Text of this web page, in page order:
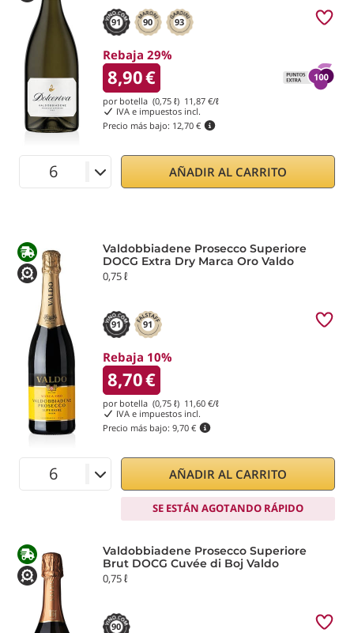
91 90 93
Rebaja 29%
8,90€
por botella (0,75 ℓ) 11,87 €/ℓ
IVA e impuestos incl.
Precio más bajo: 12,70 €
AÑADIR AL CARRITO
Valdobbiadene Prosecco Superiore
DOCG Extra Dry Marca Oro Valdo
0,75 ℓ
91 91
Rebaja 10%
8,70€
por botella (0,75 ℓ) 11,60 €/ℓ
IVA e impuestos incl.
Precio más bajo: 9,70 €
AÑADIR AL CARRITO
SE ESTÁN AGOTANDO RÁPIDO
Valdobbiadene Prosecco Superiore
Brut DOCG Cuvée di Boj Valdo
0,75 ℓ
90